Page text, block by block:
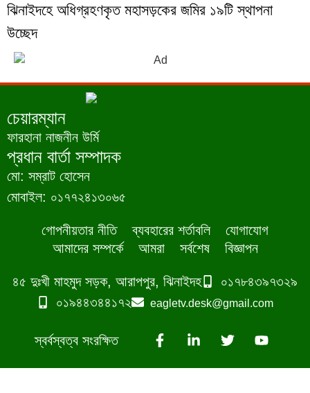
ঝিনাইদহে অধিগ্রহণকৃত মহাসড়কের জমির ১৯টি স্থাপনা
উচ্ছেদ
চেয়ারম্যান
ফারহানা নাজনীন উর্মি
প্রধান বার্তা সম্পাদক
মো: সম্রাট হোসেন
মোবাইল: ০১৭৭২৪১৩০৬৫
গোপনীয়তার নীতি ব্যবহারের শর্তাবলি
যোগাযোগ
আমাদের সম্পর্কে
আমরা সর্বশেষ বিজ্ঞাপন
৪৫ দুঃখী মাহমুদ সড়ক, আরাপপুর, ঝিনাইদহ
০১৭৮৪৩৯৭৩২৯
০১৯৪৪৩৪৪১৭২
eagletv.desk@gmail.com
স্বর্বস্বত্ব সংরক্ষিত